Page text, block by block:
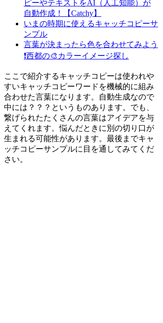
ピーやテキストをAI（人工知能）が
自動作成！【Catchy】
いまの時期に使えるキャッチコピーサ
ンプル
言葉が決まったら色を合わせてみよう
❗西都の🎨カラーイメージ探し
ここで紹介するキャッチコピーは使われや
すいキャッチコピーワードを機械的に組み
合わせた言葉になります。自動生成なので
中には？？？というものあります。でも、
繋げられたたくさんの言葉はアイデアを与
えてくれます。悩んだときに別の切り口が
生まれる可能性があります。最後までキャ
ッチコピーサンプルに目を通してみてくだ
さい。